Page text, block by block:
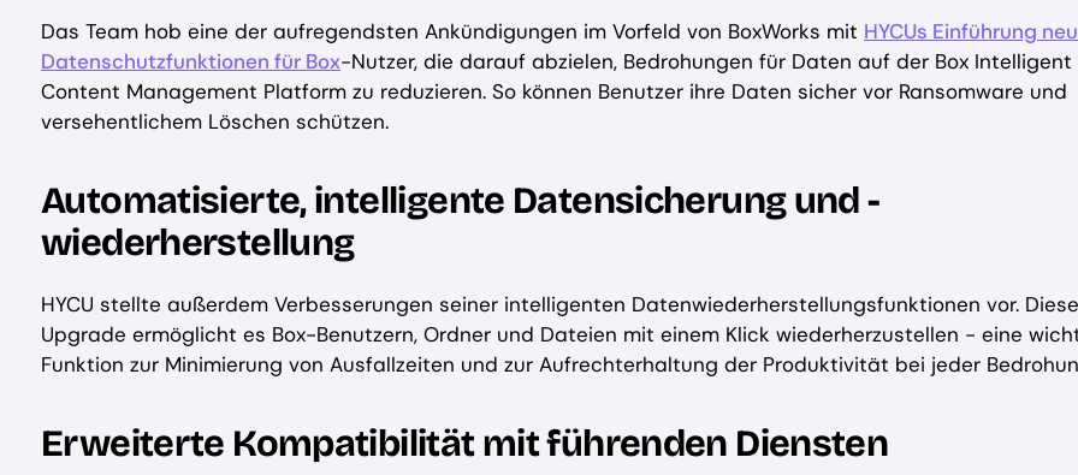
Das Team hob eine der aufregendsten Ankündigungen im Vorfeld von BoxWorks mit HYCUs Einführung
Datenschutzfunktionen für Box-Nutzer, die darauf abzielen, Bedrohungen für Daten auf der Box Intelligent
Content Management Platform zu reduzieren. So können Benutzer ihre Daten sicher vor Ransomware und
versehentlichem Löschen schützen.
Automatisierte, intelligente Datensicherung und -
wiederherstellung
HYCU stellte außerdem Verbesserungen seiner intelligenten Datenwiederherstellungsfunktionen vor.
Upgrade ermöglicht es Box-Benutzern, Ordner und Dateien mit einem Klick wiederherzustellen - eine
Funktion zur Minimierung von Ausfallzeiten und zur Aufrechterhaltung der Produktivität bei jeder
Erweiterte Kompatibilität mit führenden Diensten